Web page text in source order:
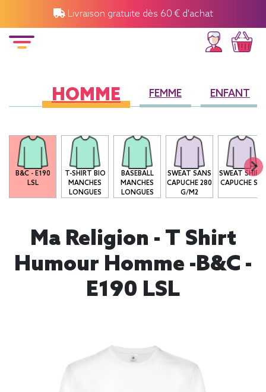
Livraison gratuite dès 60 € d'achat
HOMME FEMME ENFANT
B&C - E190
LSL
T-SHIRT BIO
MANCHES
LONGUES
BASEBALL
MANCHES
LONGUES
SWEAT SANS
CAPUCHE 280
G/M2
SWEAT SHIRT
CAPUCHE SG
Ma Religion - T Shirt
Humour Homme -B&C -
E190 LSL